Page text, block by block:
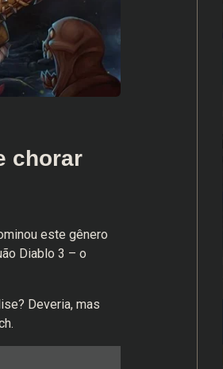
chorar
este gênero
Diablo 3 – o
Deveria, mas